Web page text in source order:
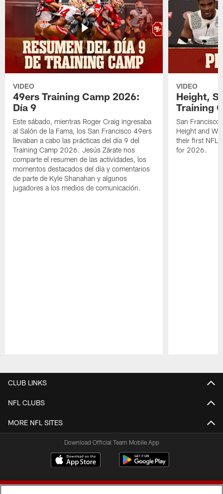
VIDEO
49ers Training Camp 2026:
Día 9
Este sábado, mientras Roger Craig ingresaba
al Salón de la Fama, los San Francisco 49ers
llevaban a cabo las prácticas del día 9 del
Training Camp 2026. Jesús Zárate nos
comparte el resumen de las actividades, los
momentos destacados del día y comentarios
de parte de Kyle Shanahan y algunos
jugadores a los medios de comunicación.
VIDEO
Height,
Training
San Francisco
Height and
their first NFL
for 2026.
CLUB LINKS
NFL CLUBS
MORE NFL SITES
Download Official Team Mobile App